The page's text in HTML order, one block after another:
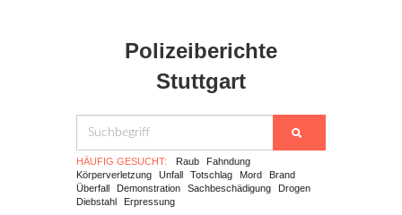
Polizeiberichte
Stuttgart
HÄUFIG GESUCHT: Raub
Fahndung
Körperverletzung
Unfall Totschlag Mord
Brand
Überfall
Demonstration Sachbeschädigung
Drogen
Diebstahl
Erpressung